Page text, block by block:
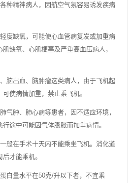
种精神病人，因航空气氛容易诱发疾病
度缺氧，可能使心血管病复发或加重病
缺氧、心肌梗塞及严重高血压病人，
脑出血、脑肿瘤这类病人，由于飞机起
使病情加重，禁止乘飞机。
气肿、肺心病等患者，因不适应环境，
途中可能因气体膨胀而加重病情。
般在手术十天内不能乘坐飞机。消化道
才能乘机。
白量水平在50克/升以下者，不宜乘